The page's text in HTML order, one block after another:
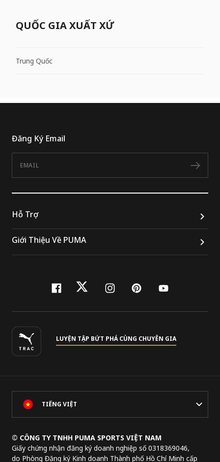
QUỐC GIA XUẤT XỨ
Trung Quốc
Đăng Ký Email
Hỗ Trợ
Giới Thiệu Về PUMA
facebook
twitterinstagram
pinterest
youtube
LUYỆN TẬP BỨT PHÁ CÙNG CHUYÊN GIA
TIẾNG VIỆT
© CÔNG TY TNHH PUMA SPORTS VIỆT NAM
Giấy chứng nhận đăng ký doanh nghiệp số 0318369046,
do Phòng Đăng ký Kinh doanh Thành phố Hồ Chí Minh cấp